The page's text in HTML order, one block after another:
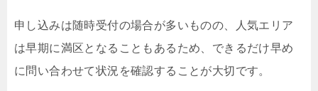
申し込みは随時受付の場合が多いものの、人気エリア
は早期に満区となることもあるため、できるだけ早め
に問い合わせて状況を確認することが大切です。